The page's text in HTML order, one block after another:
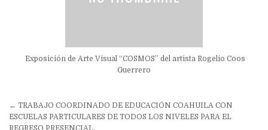
Exposición de Arte Visual “COSMOS” del artista Rogelio Coos
Guerrero
Navegación
de
← TRABAJO COORDINADO DE EDUCACIÓN COAHUILA CON
ESCUELAS PARTICULARES DE TODOS LOS NIVELES PARA EL
REGRESO PRESENCIAL.